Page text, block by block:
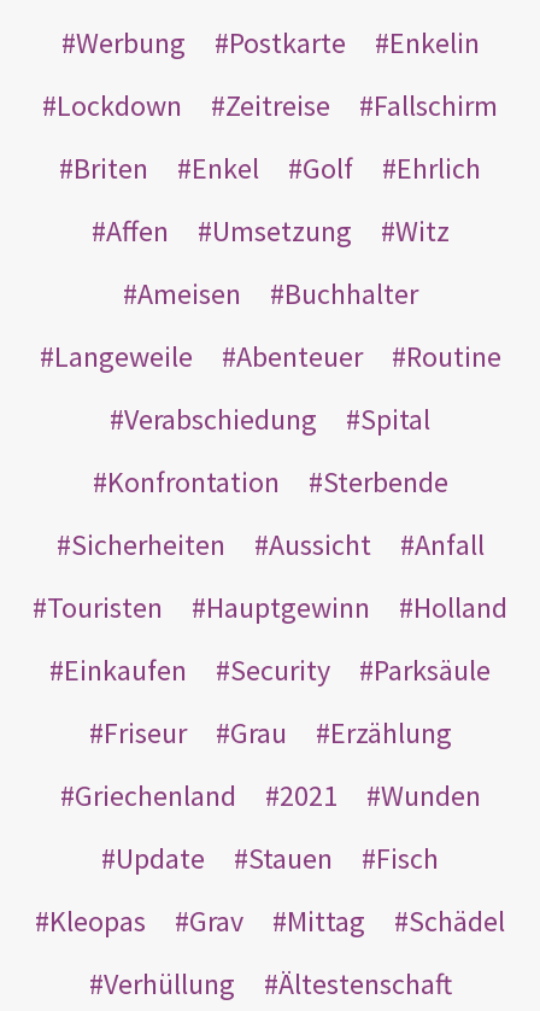
Werbung
Postkarte
Enkelin
Lockdown
Zeitreise
Fallschirm
Briten
Enkel Golf
Ehrlich
Affen
Umsetzung
Witz
Ameisen
Buchhalter
Langeweile
Abenteuer
Routine
Verabschiedung
Spital
Konfrontation
Sterbende
Sicherheiten
Aussicht
Anfall
Touristen
Hauptgewinn
Holland
Einkaufen
Security
Parksäule
Friseur
Grau
Erzählung
Griechenland
2021
Wunden
Update
Stauen
Fisch
Kleopas
Grav Mittag
Schädel
Verhüllung
Ältestenschaft